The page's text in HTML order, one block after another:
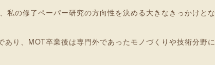
の修了ペーパー研究の方向性を決める大きなきっかけと
り、MOT卒業後は専門外であったモノづくりや技術分野